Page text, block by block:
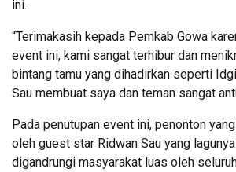
ini.
“Terimakasih kepada Pemkab Gowa
event ini, kami sangat terhibur dan
bintang tamu yang dihadirkan seperti
Sau membuat saya dan teman sangat
Pada penutupan event ini, penonton
oleh guest star Ridwan Sau yang
digandrungi masyarakat luas oleh